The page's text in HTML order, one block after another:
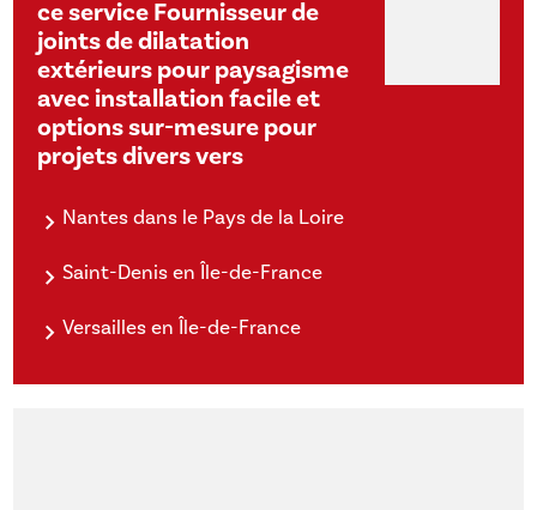
ce service Fournisseur de
joints de dilatation
extérieurs pour paysagisme
avec installation facile et
options sur-mesure pour
projets divers vers
Nantes dans le Pays de la Loire
Saint-Denis en Île-de-France
Versailles en Île-de-France